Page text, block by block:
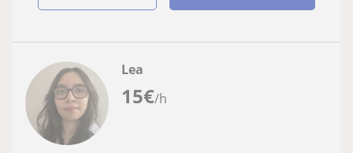
15€/h
Lea